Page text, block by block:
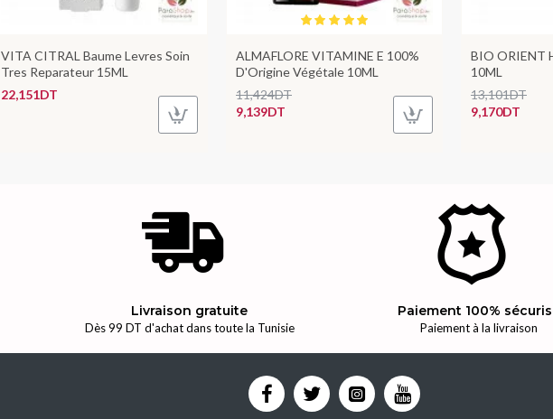
VITA CITRAL Baume Levres Soin
Tres Reparateur 15ML
22,151DT
ALMAFLORE VITAMINE E 100%
D'Origine Végétale 10ML
9,139DT
11,424DT
BIO ORIENT
10ML
9,170DT
13,101DT
Livraison gratuite
Dès 99 DT d'achat dans toute la Tunisie
Paiement 100%
Paiement à la livraison